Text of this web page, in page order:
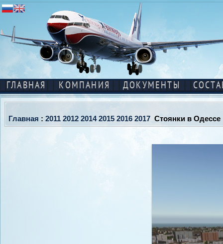
ГЛАВНАЯ КОМПАНИЯ ДОКУМЕНТЫ
Главная : 2011 2012 2014 2015 2016 2017 Стоянки в Одессе